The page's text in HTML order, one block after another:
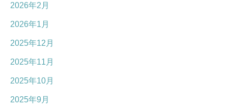
2026年2月
2026年1月
2025年12月
2025年11月
2025年10月
2025年9月